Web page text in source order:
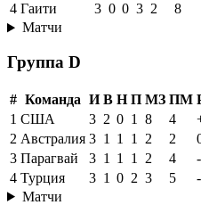
4 Гаити 3 0 0 3 2 8
Матчи
Группа D
# Команда И В Н П МЗ ПМ
1 США 3 2 0 1 8 4
2 Австралия 3 1 1 1 2 2
3 Парагвай 3 1 1 1 2 4
4 Турция 3 1 0 2 3 5
Матчи